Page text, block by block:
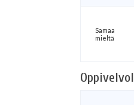
Samaa
mieltä